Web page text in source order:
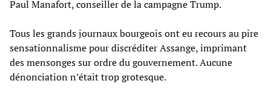
Paul Manafort, conseiller de la campagne Trump.
Tous les grands journaux bourgeois ont eu recours au pire
sensationnalisme pour discréditer Assange, imprimant
des mensonges sur ordre du gouvernement. Aucune
dénonciation n’était trop grotesque.